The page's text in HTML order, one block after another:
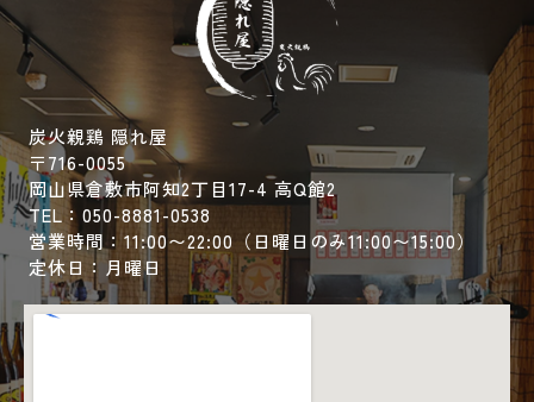
炭火親鶏 隠れ屋
〒716-0055
岡山県倉敷市阿知2丁目17-4 高Q館2
TEL：050-8881-0538
営業時間：11:00〜22:00（日曜日のみ11:00〜15:00）
定休日：月曜日